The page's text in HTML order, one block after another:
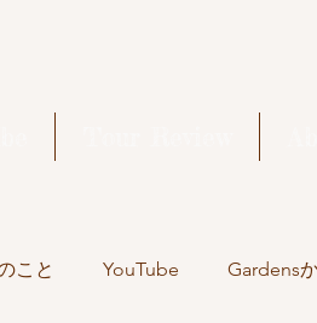
こと YouTube Gardens